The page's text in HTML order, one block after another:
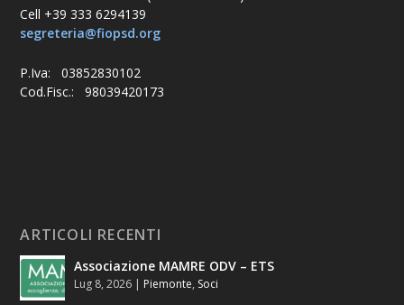
Cell +39 333 6294139
segreteria@fiopsd.org
P.Iva: 03852830102
Cod.Fisc.: 98039420173
ARTICOLI RECENTI
Associazione MAMRE ODV – ETS
Lug 8, 2026 | Piemonte, Soci